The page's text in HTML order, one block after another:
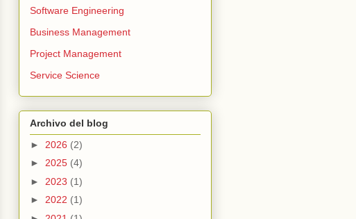
Software Engineering
Business Management
Project Management
Service Science
Archivo del blog
► 2026 (2)
► 2025 (4)
► 2023 (1)
► 2022 (1)